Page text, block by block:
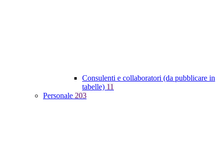
Consulenti e collaboratori (da pubblicare in
tabelle) 11
Personale 203